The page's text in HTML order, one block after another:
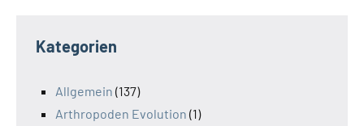
Kategorien
Allgemein (137)
Arthropoden Evolution (1)